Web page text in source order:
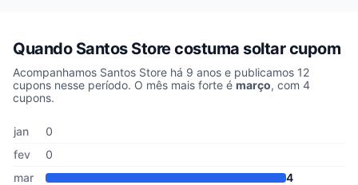
Quando Santos Store costuma soltar cupom
Acompanhamos Santos Store há 9 anos e publicamos 12
cupons nesse período. O mês mais forte é março, com 4
cupons.
Cupons de Santos Store publicados por mês, somando os últimos
Mês Cupons publicados
jan
0
fev
0
mar
4